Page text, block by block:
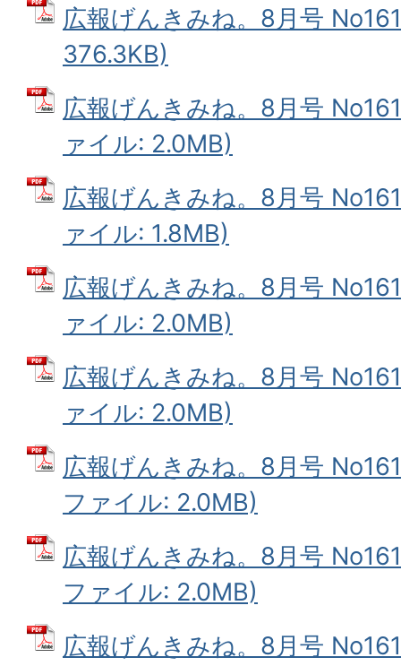
広報げんきみね。8月号
376.3KB)
広報げんきみね。8月号
ァイル: 2.0MB)
広報げんきみね。8月号
ァイル: 1.8MB)
広報げんきみね。8月号
ァイル: 2.0MB)
広報げんきみね。8月号
ァイル: 2.0MB)
広報げんきみね。8月号
ファイル: 2.0MB)
広報げんきみね。8月号
ファイル: 2.0MB)
広報げんきみね。8月号